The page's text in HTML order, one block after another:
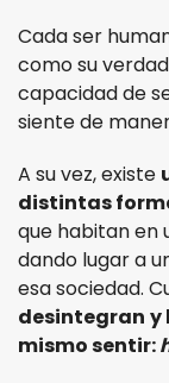
Cada ser
como su
capacidad de
siente de
A su vez, existe
distintas
que habitan en
dando lugar a
esa sociedad.
desintegran y
mismo sentir: